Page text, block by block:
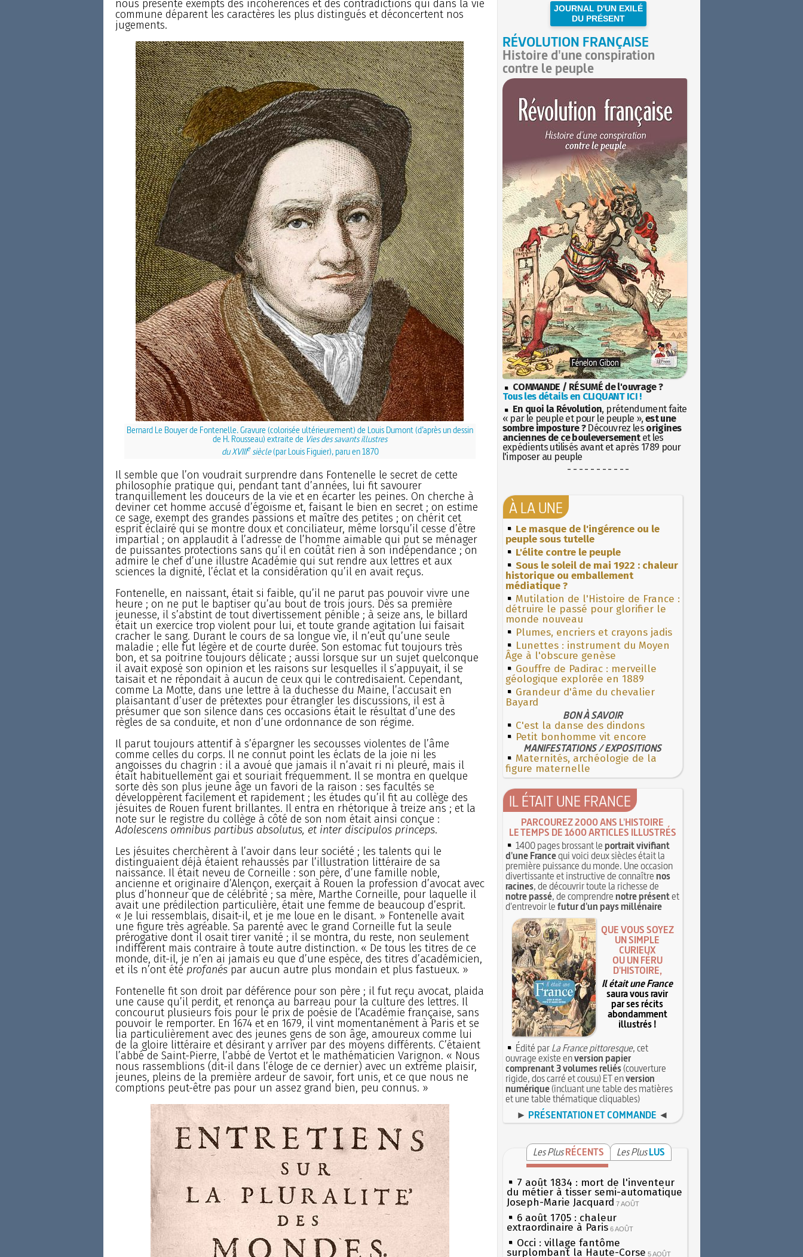
nous présente exempts des incohérences et des contradictions qui dans la vie
commune déparent les caractères les plus distingués et déconcertent nos
jugements.
Bernard Le Bouyer de Fontenelle. Gravure (colorisée ultérieurement) de Louis Dumont (d’après un dessin
de H. Rousseau) extraite de Vies des savants illustres
du XVIIIesiècle(par Louis Figuier), paru en 1870
Il semble que l’on voudrait surprendre dans Fontenelle le secret de cette
philosophie pratique qui, pendant tant d’années, lui fit savourer
tranquillement les douceurs de la vie et en écarter les peines. On cherche à
deviner cet homme accusé d’égoïsme et, faisant le bien en secret ; on estime
ce sage, exempt des grandes passions et maître des petites ; on chérit cet
esprit éclairé qui se montre doux et conciliateur, même lorsqu’il cesse d’être
impartial ; on applaudit à l’adresse de l’homme aimable qui put se ménager
de puissantes protections sans qu’il en coûtât rien à son indépendance ; on
admire le chef d’une illustre Académie qui sut rendre aux lettres et aux
sciences la dignité, l’éclat et la considération qu’il en avait reçus.
Fontenelle, en naissant, était si faible, qu’il ne parut pas pouvoir vivre une
heure ; on ne put le baptiser qu’au bout de trois jours. Dès sa première
jeunesse, il s’abstint de tout divertissement pénible ; à seize ans, le billard
était un exercice trop violent pour lui, et toute grande agitation lui faisait
cracher le sang. Durant le cours de sa longue vie, il n’eut qu’une seule
maladie ; elle fut légère et de courte durée. Son estomac fut toujours très
bon, et sa poitrine toujours délicate ; aussi lorsque sur un sujet quelconque
il avait exposé son opinion et les raisons sur lesquelles il s’appuyait, il se
taisait et ne répondait à aucun de ceux qui le contredisaient. Cependant,
comme La Motte, dans une lettre à la duchesse du Maine, l’accusait en
plaisantant d’user de prétextes pour étrangler les discussions, il est à
présumer que son silence dans ces occasions était le résultat d’une des
règles de sa conduite, et non d’une ordonnance de son régime.
Il parut toujours attentif à s’épargner les secousses violentes de l’âme
comme celles du corps. Il ne connut point les éclats de la joie ni les
angoisses du chagrin : il a avoué que jamais il n’avait ri ni pleuré, mais il
était habituellement gai et souriait fréquemment. Il se montra en quelque
sorte dès son plus jeune âge un favori de la raison : ses facultés se
développèrent facilement et rapidement ; les études qu’il fit au collège des
jésuites de Rouen furent brillantes. Il entra en rhétorique à treize ans ; et la
note sur le registre du collège à côté de son nom était ainsi conçue :
Adolescens omnibus partibus absolutus, et inter discipulos princeps.
Les jésuites cherchèrent à l’avoir dans leur société ; les talents qui le
distinguaient déjà étaient rehaussés par l’illustration littéraire de sa
naissance. Il était neveu de Corneille : son père, d’une famille noble,
ancienne et originaire d’Alençon, exerçait à Rouen la profession d’avocat avec
plus d’honneur que de célébrité ; sa mère, Marthe Corneille, pour laquelle il
avait une prédilection particulière, était une femme de beaucoup d’esprit.
« Je lui ressemblais, disait-il, et je me loue en le disant. » Fontenelle avait
une figure très agréable. Sa parenté avec le grand Corneille fut la seule
prérogative dont il osait tirer vanité ; il se montra, du reste, non seulement
indifférent mais contraire à toute autre distinction. « De tous les titres de ce
monde, dit-il, je n’en ai jamais eu que d’une espèce, des titres d’académicien,
et ils n’ont été profanéspar aucun autre plus mondain et plus fastueux. »
Fontenelle fit son droit par déférence pour son père ; il fut reçu avocat, plaida
une cause qu’il perdit, et renonça au barreau pour la culture des lettres. Il
concourut plusieurs fois pour le prix de poésie de l’Académie française, sans
pouvoir le remporter. En 1674 et en 1679, il vint momentanément à Paris et se
lia particulièrement avec des jeunes gens de son âge, amoureux comme lui
de la gloire littéraire et désirant y arriver par des moyens différents. C’étaient
l’abbé de Saint-Pierre, l’abbé de Vertot et le mathématicien Varignon. « Nous
nous rassemblions (dit-il dans l’éloge de ce dernier) avec un extrême plaisir,
jeunes, pleins de la première ardeur de savoir, fort unis, et ce que nous ne
comptions peut-être pas pour un assez grand bien, peu connus. »
JOURNAL D'UN EXILÉ
DU PRÉSENT
RÉVOLUTION FRANÇAISE
Histoire d'une conspiration
contre le peuple
COMMANDE / RÉSUMÉ de l'ouvrage ?
Tous les détails en CLIQUANT ICI !
En quoi la Révolution, prétendument faite
« par le peuple et pour le peuple », est une
sombre imposture ?Découvrez les origines
anciennes de ce bouleversementet les
expédients utilisés avant et après 1789 pour
l'imposer au peuple
- - - - - - - - - - -
À LA UNE
Le masque de l'ingérence ou le
peuple sous tutelle
L'élite contre le peuple
Sous le soleil de mai 1922 : chaleur
historique ou emballement
médiatique ?
Mutilation de l'Histoire de France :
détruire le passé pour glorifier le
monde nouveau
Plumes, encriers et crayons jadis
Lunettes : instrument du Moyen
Âge à l'obscure genèse
Gouffre de Padirac : merveille
géologique explorée en 1889
Grandeur d'âme du chevalier
Bayard
BON À SAVOIR
C'est la danse des dindons
Petit bonhomme vit encore
MANIFESTATIONS / EXPOSITIONS
Maternités, archéologie de la
figure maternelle
IL ÉTAIT UNE FRANCE
PARCOUREZ 2000 ANS L'HISTOIRE
LE TEMPS DE 1600 ARTICLES ILLUSTRÉS
1400 pages brossant leportrait vivifiant
d'une Francequi voici deux siècles était la
première puissance du monde. Une occasion
divertissante et instructive de connaîtrenos
racines, de découvrir toute la richesse de
notre passé, de comprendrenotre présentet
d'entrevoir lefutur d'un pays millénaire
QUE VOUS SOYEZ
UN SIMPLE
CURIEUX
OU UN FÉRU
D'HISTOIRE,
Il était une France
saura vous ravir
par ses récits
abondamment
illustrés !
Édité parLa France pittoresque, cet
ouvrage existe enversion papier
comprenant 3 volumes reliés(couverture
rigide, dos carré et cousu) ET enversion
numérique(incluant une table des matières
et une table thématique cliquables)
► PRÉSENTATION ET COMMANDE ◄
Les Plus RÉCENTS Les Plus LUS
7 août 1834 : mort de l'inventeur
du métier à tisser semi-automatique
Joseph-Marie Jacquard 7 AOÛT
6 août 1705 : chaleur
extraordinaire à Paris 6 AOÛT
Occi : village fantôme
surplombant la Haute-Corse 5 AOÛT